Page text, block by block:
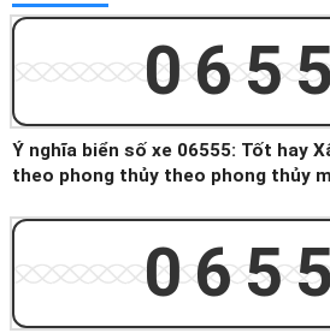
Ý nghĩa biển số xe 06555: Tốt hay
theo phong thủy theo phong thủy